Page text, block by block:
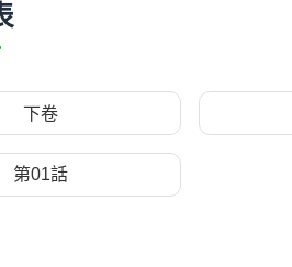
下卷
第01話